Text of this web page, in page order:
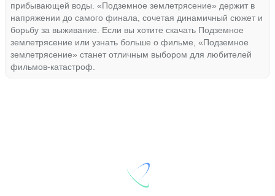
прибывающей воды. «Подземное землетрясение» держит в
напряжении до самого финала, сочетая динамичный сюжет и
борьбу за выживание. Если вы хотите скачать Подземное
землетрясение или узнать больше о фильме, «Подземное
землетрясение» станет отличным выбором для любителей
фильмов-катастроф.